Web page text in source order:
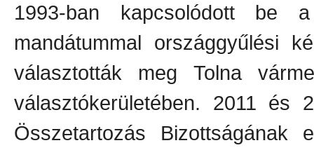
1993-ban kapcsolódott be
mandátummal országgyűlési
választották meg Tolna
választókerületében. 2011 és
Összetartozás Bizottságának